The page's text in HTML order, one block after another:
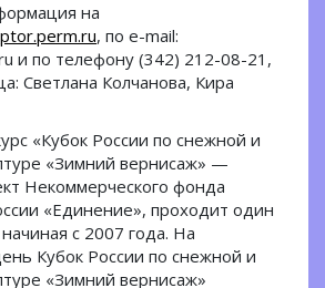
на
, по е-mail:
и по телефону (342) 212-08-21,
Светлана Колчанова, Кира
«Кубок России по снежной и
«Зимний вернисаж» —
Некоммерческого фонда
«Единение», проходит один
с 2007 года. На
Кубок России по снежной и
«Зимний вернисаж»